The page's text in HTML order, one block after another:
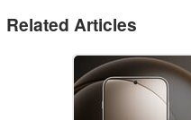
Related Articles